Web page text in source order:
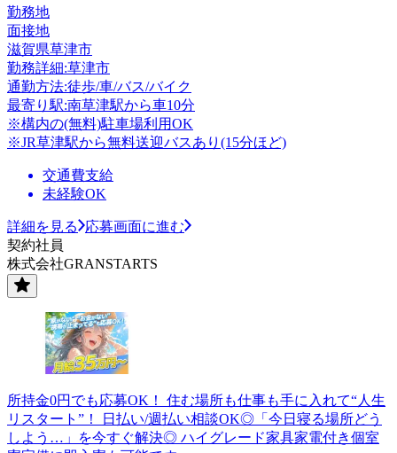
勤務地
面接地
滋賀県草津市
勤務詳細:草津市
通勤方法:徒歩/車/バス/バイク
最寄り駅:南草津駅から車10分
※構内の(無料)駐車場利用OK
※JR草津駅から無料送迎バスあり(15分ほど)
交通費支給
未経験OK
詳細を見る
応募画面に進む
契約社員
株式会社GRANSTARTS
所持金0円でも応募OK！ 住む場所も仕事も手に入れて“人生
リスタート”！ 日払い/週払い相談OK◎「今日寝る場所どう
しよう…」を今すぐ解決◎ ハイグレード家具家電付き個室